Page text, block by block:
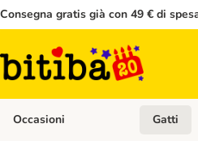
Consegna gratis già con 49 € di
Occasioni Apri Menù
Gatti